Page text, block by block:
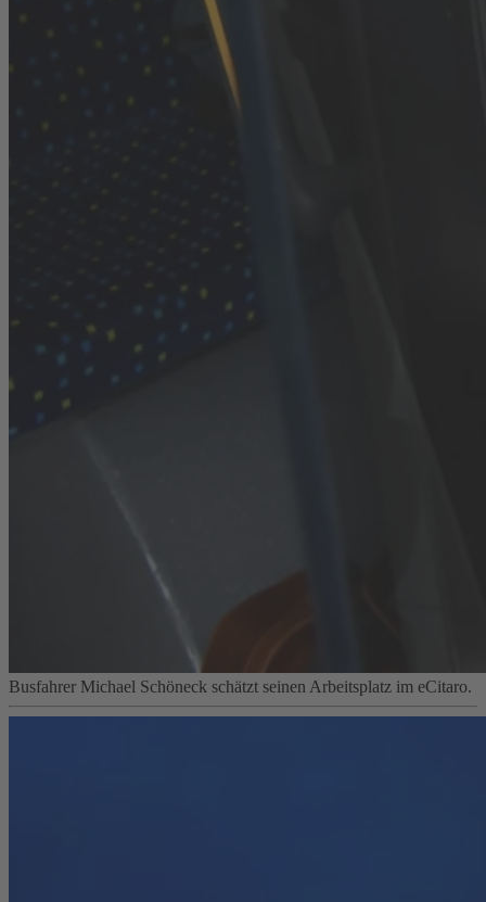
Busfahrer Michael Schöneck schätzt seinen Arbeitsplatz im eCitaro.